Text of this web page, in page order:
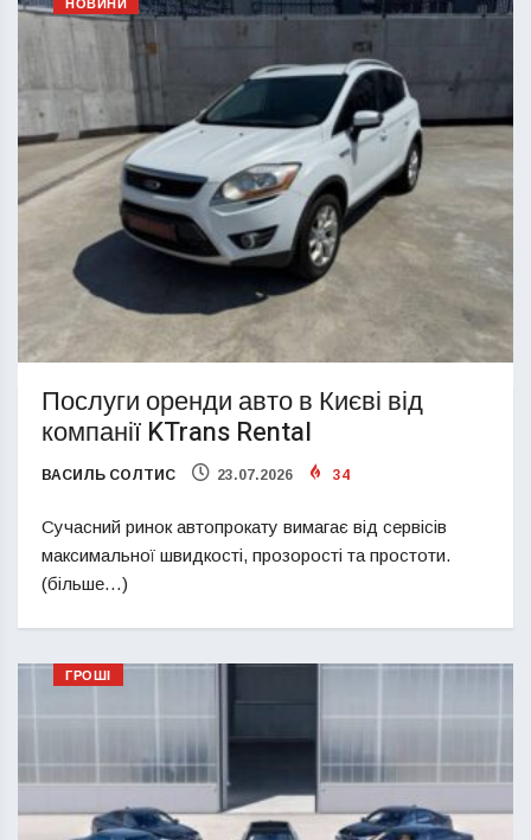
Послуги оренди авто в Києві від
компанії KTrans Rental
ВАСИЛЬ СОЛТИС 23.07.2026 34
Сучасний ринок автопрокату вимагає від сервісів
максимальної швидкості, прозорості та простоти.
(більше…)
ГРОШІ